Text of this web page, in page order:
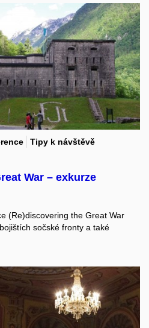
Tipy k návštěvě
War – exkurze
(Re)discovering the Great War
sočské fronty a také